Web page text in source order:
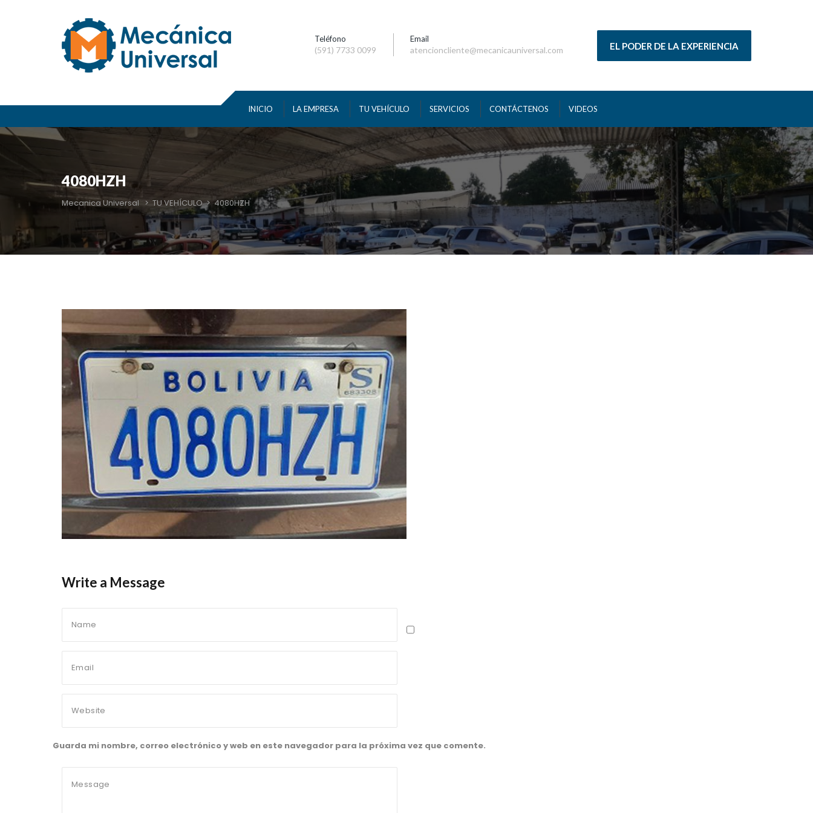
Teléfono
(591) 7733 0099
Email
atencioncliente@mecanicauniversal.com EL PODER DE LA EXPERIENCIA
INICIO LA EMPRESA TU VEHÍCULO SERVICIOS CONTÁCTENOS VIDEOS
4080HZH
Mecanica Universal > TU VEHÍCULO>4080HZH
Write a Message
Guarda mi nombre, correo electrónico y web en este navegador para la próxima vez que comente.